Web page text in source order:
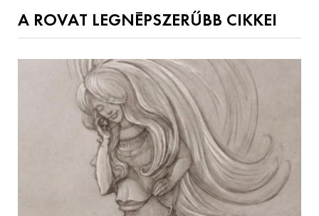
A ROVAT LEGNÉPSZERŰBB CIKKEI